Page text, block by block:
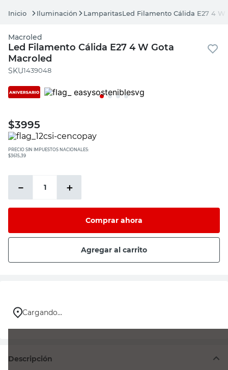
Iluminación LamparitasLed Filamento Cálida E27 4 W
Macroled
Led Filamento Cálida E27 4 W Gota
Macroled
:1439048
$3995
PRECIO SIN IMPUESTOS NACIONALES:
$3615,39
＋
－
Comprar ahora
Agregar al carrito
Cargando...
Descripción